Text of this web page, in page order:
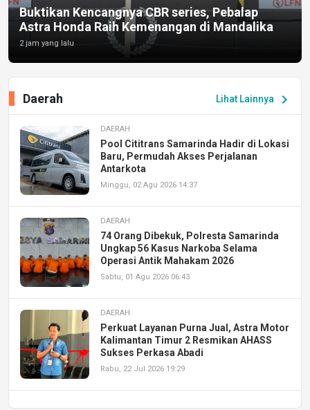
Buktikan Kencangnya CBR series, Pebalap
Astra Honda Raih Kemenangan di Mandalika
2 jam yang lalu
Lihat Lainnya chevron_right
Daerah
DAERAH
Pool Cititrans Samarinda Hadir di Lokasi
Baru, Permudah Akses Perjalanan
Antarkota
Minggu, 02 Agu 2026 14:37
DAERAH
74 Orang Dibekuk, Polresta Samarinda
Ungkap 56 Kasus Narkoba Selama
Operasi Antik Mahakam 2026
Sabtu, 01 Agu 2026 06:43
DAERAH
Perkuat Layanan Purna Jual, Astra Motor
Kalimantan Timur 2 Resmikan AHASS
Sukses Perkasa Abadi
Rabu, 22 Jul 2026 19:29